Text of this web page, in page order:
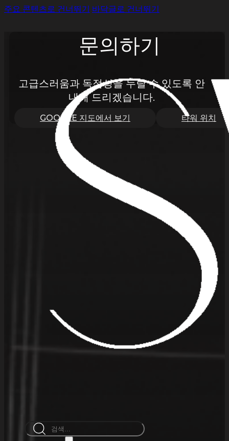
주요 콘텐츠로 건너뛰기 바닥글로 건너뛰기
색
문의하기
고급스러움과 독점성을 누릴 수 있도록 안
내해 드리겠습니다.
GOOGLE 지도에서 보기 타워 위치